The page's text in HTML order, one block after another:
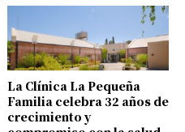
La Clínica La Pequeña
Familia celebra 32 años de
crecimiento y